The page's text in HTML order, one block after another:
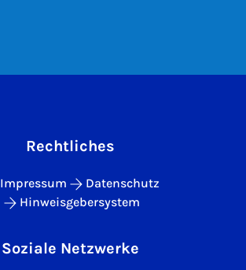
Rechtliches
Impressum
Datenschutz
Hinweisgebersystem
Soziale Netzwerke